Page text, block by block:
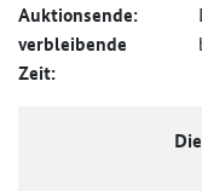
Auktionsende:
verbleibende
Zeit: